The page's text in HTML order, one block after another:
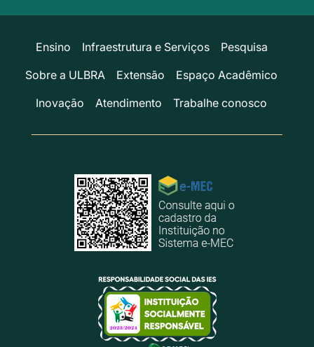
Ensino Infraestrutura e Serviços
Pesquisa
Sobre a ULBRA
Extensão
Espaço Acadêmico
Inovação
Atendimento Trabalhe conosco